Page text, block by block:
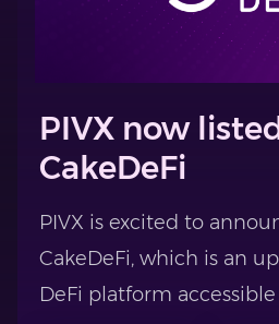
PIVX now
CakeDeFi
PIVX is excited to
CakeDeFi, which is an
DeFi platform